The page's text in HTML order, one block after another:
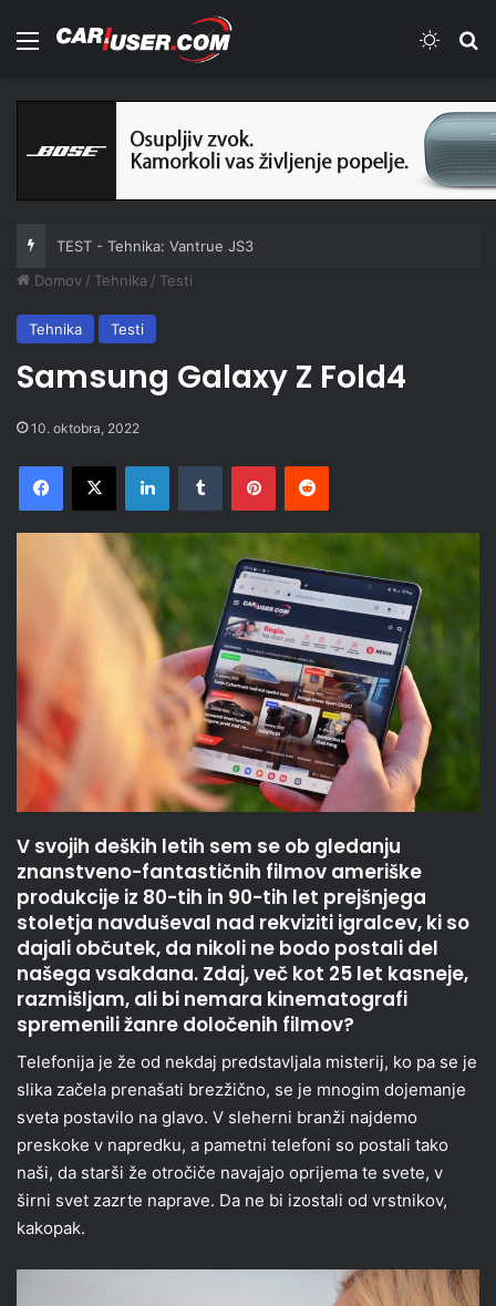
Meni
TEST - Skiroji: Xiaomi Electric Scooter 6 Ultra
Domov / Tehnika / Testi
Tehnika Testi
Samsung Galaxy Z Fold4
10. oktobra, 2022
Facebook
X LinkedInTumblr PinterestReddit
V svojih deških letih sem se ob gledanju
znanstveno-fantastičnih filmov ameriške
produkcije iz 80-tih in 90-tih let prejšnjega
stoletja navduševal nad rekviziti igralcev, ki so
dajali občutek, da nikoli ne bodo postali del
našega vsakdana. Zdaj, več kot 25 let kasneje,
razmišljam, ali bi nemara kinematografi
spremenili žanre določenih filmov?
Telefonija je že od nekdaj predstavljala misterij, ko pa se je
slika začela prenašati brezžično, se je mnogim dojemanje
sveta postavilo na glavo. V sleherni branži najdemo
preskoke v napredku, a pametni telefoni so postali tako
naši, da starši že otročiče navajajo oprijema te svete, v
širni svet zazrte naprave. Da ne bi izostali od vrstnikov,
kakopak.